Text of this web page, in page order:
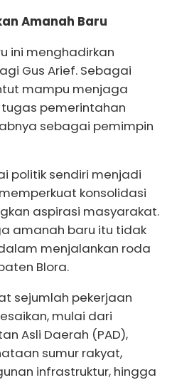
Amanah Baru
ini menghadirkan
Gus Arief. Sebagai
mampu menjaga
pemerintahan
sebagai pemimpin
politik sendiri menjadi
konsolidasi
aspirasi masyarakat.
amanah baru itu tidak
menjalankan roda
Blora.
sejumlah pekerjaan
mulai dari
Asli Daerah (PAD),
sumur rakyat,
infrastruktur, hingga